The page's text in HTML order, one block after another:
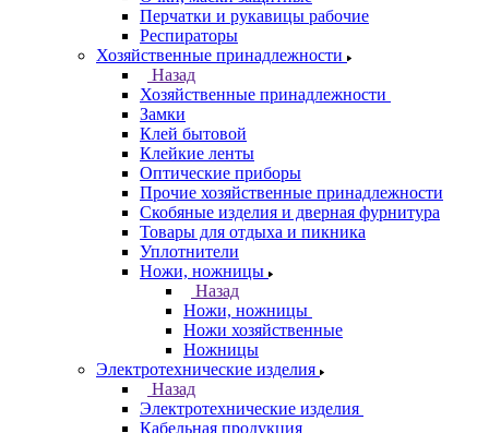
Перчатки и рукавицы рабочие
Респираторы
Хозяйственные принадлежности
Назад
Хозяйственные принадлежности
Замки
Клей бытовой
Клейкие ленты
Оптические приборы
Прочие хозяйственные принадлежности
Скобяные изделия и дверная фурнитура
Товары для отдыха и пикника
Уплотнители
Ножи, ножницы
Назад
Ножи, ножницы
Ножи хозяйственные
Ножницы
Электротехнические изделия
Назад
Электротехнические изделия
Кабельная продукция